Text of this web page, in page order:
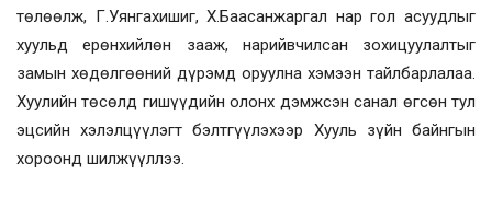
төлөөлж, Г.Уянгахишиг, Х.Баасанжаргал нар гол асуудлыг
хуульд ерөнхийлөн зааж, нарийвчилсан зохицуулалтыг
замын хөдөлгөөний дүрэмд оруулна хэмээн тайлбарлалаа.
Хуулийн төсөлд гишүүдийн олонх дэмжсэн санал өгсөн тул
эцсийн хэлэлцүүлэгт бэлтгүүлэхээр Хууль зүйн байнгын
хороонд шилжүүллээ.